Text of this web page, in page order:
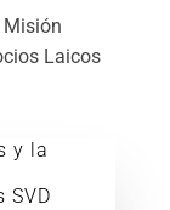
y la
SVD